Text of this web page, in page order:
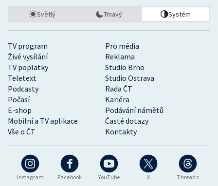
Instagram Facebook YouTube X Threads
TV program
Pro média
Živé vysílání
Reklama
TV poplatky
Studio Brno
Teletext
Studio Ostrava
Podcasty
Rada ČT
Počasí
Kariéra
E-shop
Podávání námětů
Mobilní a TV aplikace
Časté dotazy
Vše o ČT
Kontakty
Světlý Tmavý Systém